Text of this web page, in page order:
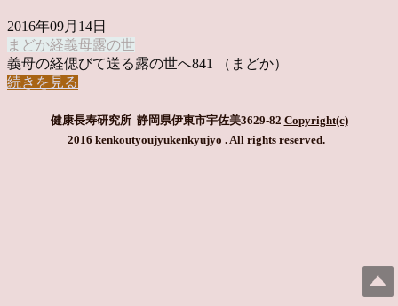
2016年09月14日
まどか経義母露の世
義母の経偲びて送る露の世へ841 （まどか）
続きを見る
健康長寿研究所 静岡県伊東市宇佐美3629-82 Copyright(c)
2016 kenkoutyoujyukenkyujyo . All rights reserved.